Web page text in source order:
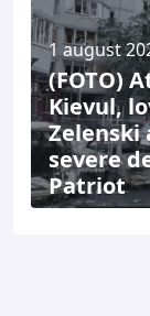
1 august
(FOTO)
Kievul,
Zelenski
severe
Patriot